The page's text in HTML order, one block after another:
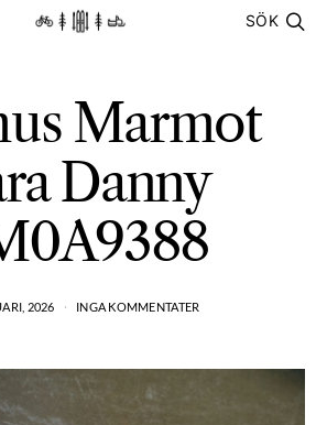
SÖK
Marmot
Danny
2026 INGA KOMMENTATER